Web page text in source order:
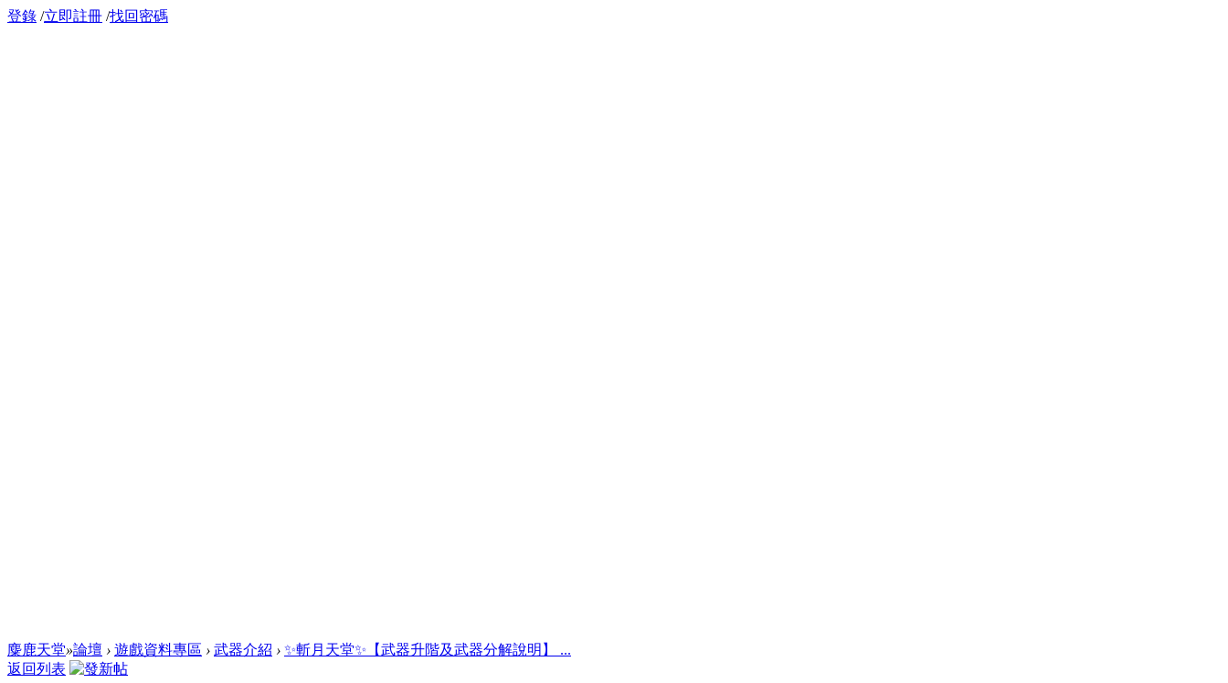
登錄 /立即註冊 /找回密碼
麋鹿天堂»論壇 › 遊戲資料專區 › 武器介紹 › ✨斬月天堂✨【武器升階及武器分解說明】 ...
返回列表